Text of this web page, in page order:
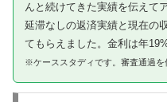
んと続けてきた実績を伝えて
延滞なしの返済実績と現在の
てもらえました。金利は年
※ケーススタディです。審査通過を